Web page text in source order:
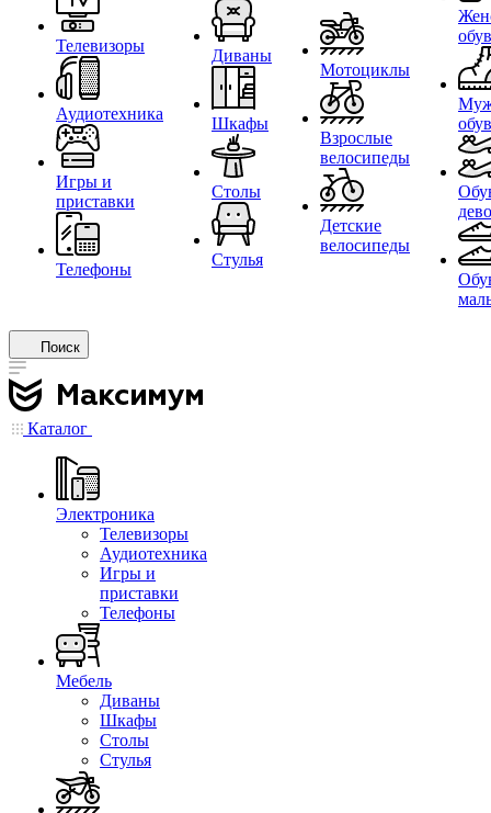
Телевизоры
Аудиотехника
Игры и
приставки
Телефоны
Диваны
Шкафы
Столы
Стулья
Мотоциклы
Взрослые
велосипеды
Детские
велосипеды
Поиск
Каталог
Электроника
Телевизоры
Аудиотехника
Игры и
приставки
Телефоны
Мебель
Диваны
Шкафы
Столы
Стулья